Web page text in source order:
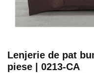
Lenjerie de pat
piese | 0213-CA